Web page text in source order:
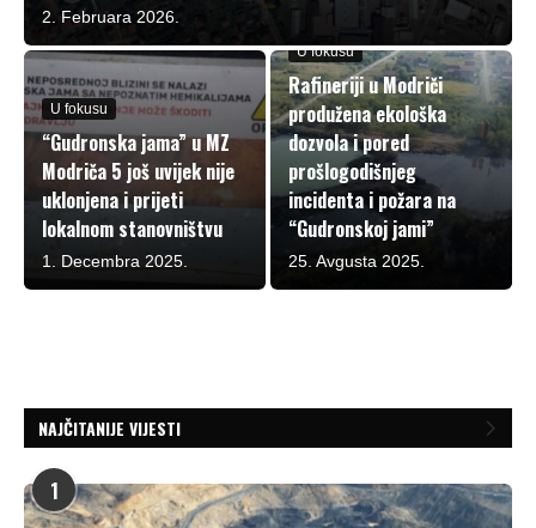
2. Februara 2026.
U fokusu
“Gudronska jama” u MZ
Modriča 5 još uvijek nije
uklonjena i prijeti
lokalnom stanovništvu
1. Decembra 2025.
U fokusu
Rafineriji u Modriči
produžena ekološka
dozvola i pored
prošlogodišnjeg
incidenta i požara na
“Gudronskoj jami”
25. Avgusta 2025.
NAJČITANIJE VIJESTI
1